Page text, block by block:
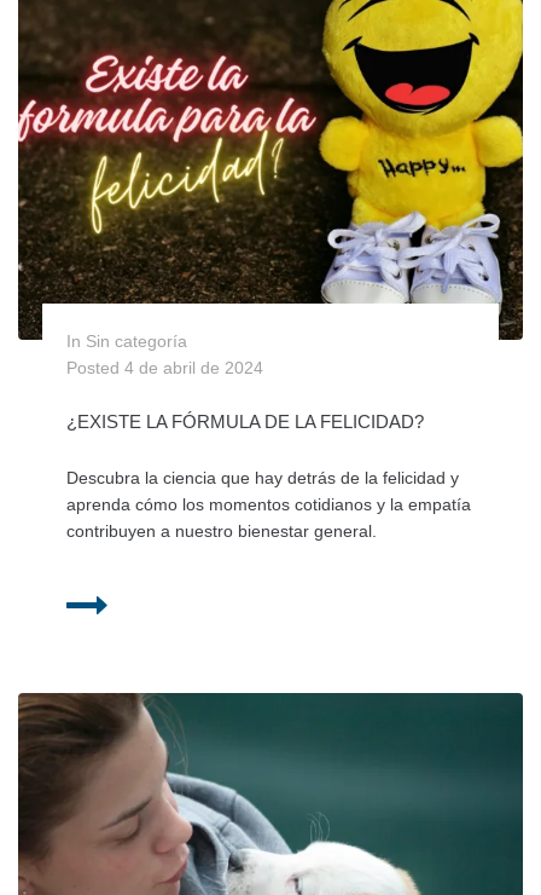
In Sin categoría
Posted 4 de abril de 2024
¿EXISTE LA FÓRMULA DE LA FELICIDAD?
Descubra la ciencia que hay detrás de la felicidad y
aprenda cómo los momentos cotidianos y la empatía
contribuyen a nuestro bienestar general.